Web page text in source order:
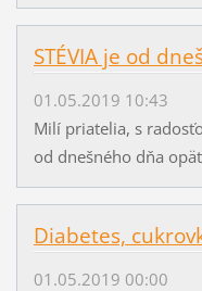
STÉVIA je od
01.05.2019 10:43
Milí priatelia, s
od dnešného dňa
Diabetes,
01.05.2019 00:00